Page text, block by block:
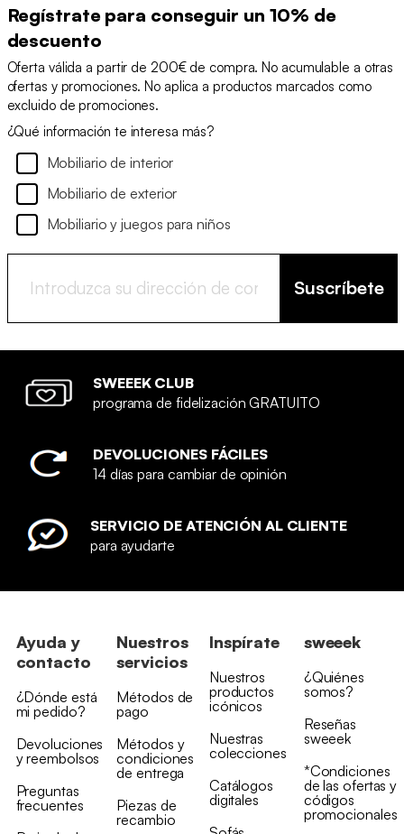
Regístrate para conseguir un 10% de
descuento
Oferta válida a partir de 200€ de compra. No acumulable a otras
ofertas y promociones. No aplica a productos marcados como
excluido de promociones.
¿Qué información te interesa más?
Mobiliario de interior
Mobiliario de exterior
Mobiliario y juegos para niños
Suscríbete
SWEEEK CLUB
programa de fidelización GRATUITO
DEVOLUCIONES FÁCILES
14 días para cambiar de opinión
SERVICIO DE ATENCIÓN AL CLIENTE
para ayudarte
Ayuda y
contacto
¿Dónde está
mi pedido?
Devoluciones
y reembolsos
Preguntas
frecuentes
Nuestros
servicios
Métodos de
pago
Métodos y
condiciones
de entrega
Piezas de
recambio
Inspírate
Nuestros
productos
icónicos
Nuestras
colecciones
Catálogos
digitales
sweeek
¿Quiénes
somos?
Reseñas
sweeek
*Condiciones
de las ofertas y
códigos
promocionales